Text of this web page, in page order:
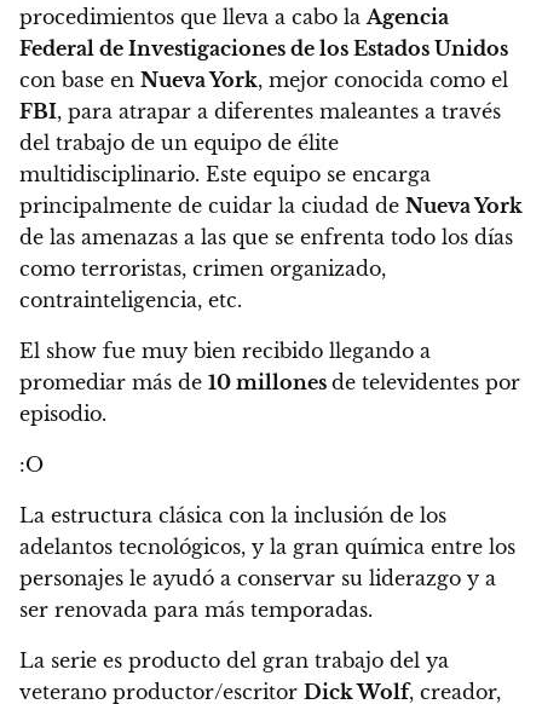
procedimientos que lleva a cabo laAgencia
Federal de Investigaciones de los Estados Unidos
con base en Nueva York, mejor conocida como el
FBI, para atrapar a diferentes maleantes a través
del trabajo de un equipo de élite
multidisciplinario. Este equipo se encarga
principalmente de cuidar la ciudad de Nueva York
de las amenazas a las que se enfrenta todo los días
como terroristas, crimen organizado,
contrainteligencia, etc.
El show fue muy bien recibido llegando a
promediar más de 10 millones de televidentes por
episodio.
:O
La estructura clásica con la inclusión de los
adelantos tecnológicos, y la gran química entre los
personajes le ayudó a conservar su liderazgo y a
ser renovada para más temporadas.
La serie es producto del gran trabajo del ya
veterano productor/escritor Dick Wolf, creador,